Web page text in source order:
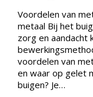
Voordelen van
metaal Bij het
zorg en aandacht
voordelen van
en waar op gelet
buigen? Je…